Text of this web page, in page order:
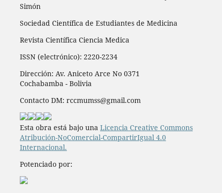
Simón
Sociedad Científica de Estudiantes de Medicina
Revista Científica Ciencia Medica
ISSN (electrónico): 2220-2234
Dirección: Av. Aniceto Arce No 0371
Cochabamba - Bolivia
Contacto DM: rccmumss@gmail.com
Esta obra está bajo una Licencia Creative Commons
Atribución-NoComercial-CompartirIgual 4.0
Internacional.
Potenciado por: